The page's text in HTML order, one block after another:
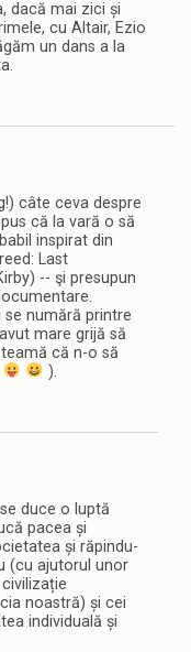
dacă mai zici și
cu Altair, Ezio
un dans a la
câte ceva despre
că la vară o să
inspirat din
Last
-- şi presupun
numără printre
mare grijă să
că n-o să
).
duce o luptă
pacea și
și răpindu-
(cu ajutorul unor
noastră) și cei
individuală și